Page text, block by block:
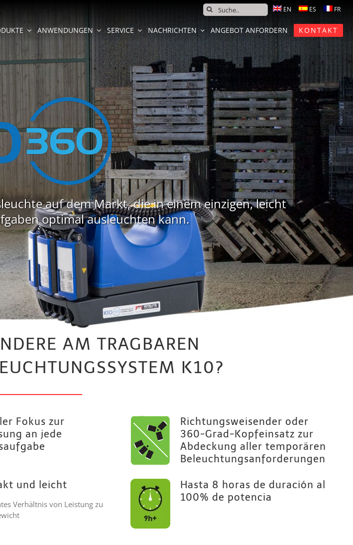
SEARCH
ANWENDUNGEN SERVICE NACHRICHTEN ANGEBOT ANFORDERN KONTAKT
auf dem Markt, die in einem einzigen, leicht
optimal ausleuchten kann.
AM TRAGBAREN
K10?
Fokus zur
an jede
Richtungsweisender oder
360-Grad-Kopfeinsatz zur
Abdeckung aller temporären
Beleuchtungsanforderungen
und leicht
Verhältnis von Leistung zu
Hasta 8 horas de duración al
100% de potencia